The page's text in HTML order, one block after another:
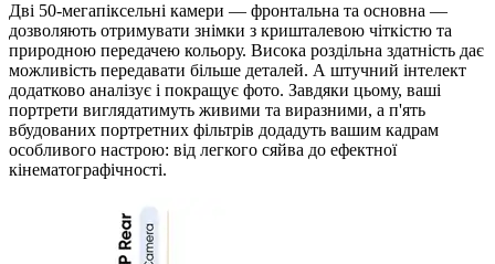
Дві 50-мегапіксельні камери — фронтальна та основна —
дозволяють отримувати знімки з кришталевою чіткістю та
природною передачею кольору. Висока роздільна здатність дає
можливість передавати більше деталей. А штучний інтелект
додатково аналізує і покращує фото. Завдяки цьому, ваші
портрети виглядатимуть живими та виразними, а п'ять
вбудованих портретних фільтрів додадуть вашим кадрам
особливого настрою: від легкого сяйва до ефектної
кінематографічності.